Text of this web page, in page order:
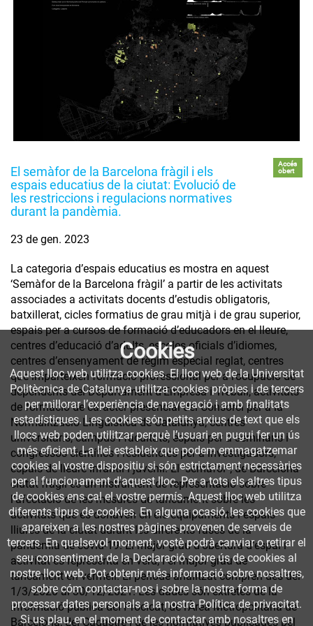
El semàfor de la Barcelona fràgil i els
espais educatius de la ciutat: Evolució de
les restriccions i regulacions normatives
durant la pandèmia.
Accés
obert
23 de gen. 2023
La categoria d’espais educatius es mostra en aquest
‘Semàfor de la Barcelona fràgil’ a partir de les activitats
associades a activitats docents d’estudis obligatoris,
batxillerat, cicles formatius de grau mitjà i de grau superior,
espais per a cursos de formació d’educadors en el lleure,
centres d’educació d’adults, escoles oficials d’idiomes,
centres d’ensenyament de règim especial reglat, centres
que imparteixen formació professional per a l’ocupació de
dependents del Departament d’Empresa i Treball, activitats
de formació de caràcter presencial del Consorci per a la
Normalització Lingüística de Catalunya, centres
universitaris, campus i facultats, espais per a seminaris i
congressos científics i residències per a investigadors,
espais de lleure infantil i juvenil. El "semàfor"; de Barcelona
ciutat fràgil és un instrument de representació sobre
l’afectació de les mesures de tancament sobre les
activitats que es donaven en els equipaments i espais
lliures de la ciutat durant les diferents fases de la
pandèmia de covid-19. El major grau d'obertura d’espai i
activitat es representa en verd, i el major grau de
tancament en vermell. El període analitzat comprèn des del
1/3/2020 al 30/12/2021. Les dades són extretes de la
informació pública del Procicat, de l'Àrea Metropolitana de
Barcelona, del Cadastre i de les normatives publicades pel
Cookies
Aquest lloc web utilitza cookies. El lloc web de la Universitat
Politècnica de Catalunya utilitza cookies pròpies i de tercers
per millorar l’experiència de navegació i amb finalitats
estadístiques. Les cookies són petits arxius de text que els
llocs web poden utilitzar perquè l’usuari en pugui fer un ús
més eficient. La llei estableix que podem emmagatzemar
cookies al vostre dispositiu si són estrictament necessàries
per al funcionament d'aquest lloc. Per a tots els altres tipus
de cookies ens cal el vostre permís. Aquest lloc web utilitza
diferents tipus de cookies. En alguna ocasió, les cookies que
apareixen a les nostres pàgines provenen de serveis de
tercers. En qualsevol moment, vostè podrà canviar o retirar el
seu consentiment de la Declaració sobre ús de cookies al
nostre lloc web. Pot obtenir més informació sobre nosaltres,
sobre cóm contactar-nos i sobre la nostra forma de
processar dates personals a la nostra Política de privacitat.
Si us plau, en el moment de contactar amb nosaltres en